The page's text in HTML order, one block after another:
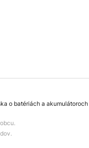
o batériách a akumulátoroch